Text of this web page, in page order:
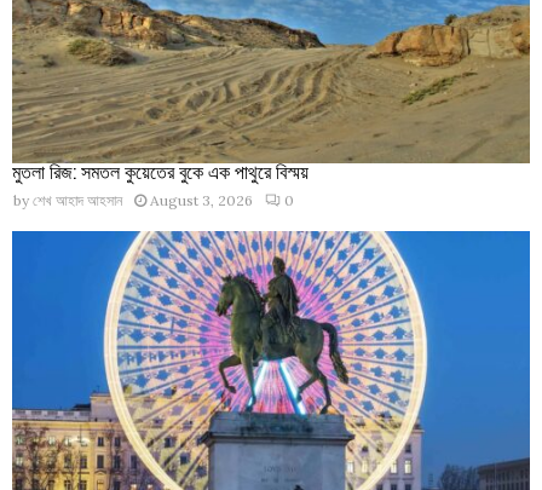
মুতলা রিজ: সমতল কুয়েতের বুকে এক পাথুরে বিস্ময়
by শেখ আহাদ আহসান August 3, 2026 0